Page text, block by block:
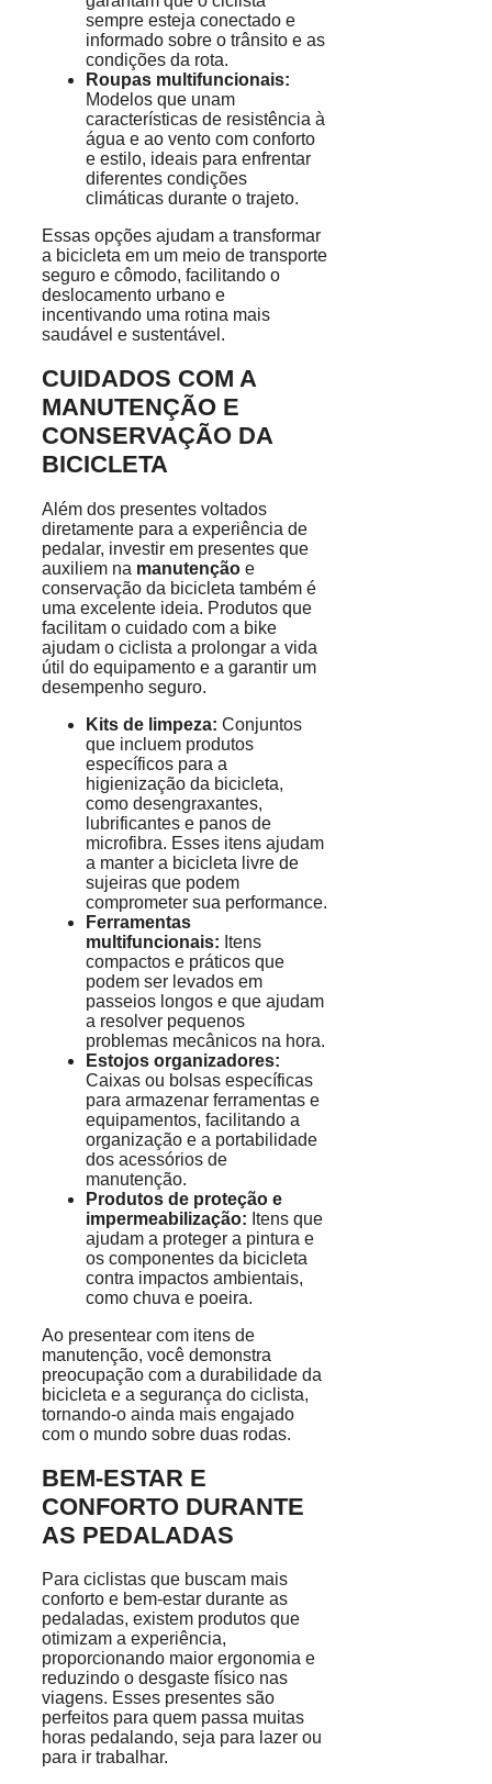
sempre esteja conectado e
informado sobre o trânsito e as
condições da rota.
Roupas multifuncionais:
Modelos que unam
características de resistência à
água e ao vento com conforto
e estilo, ideais para enfrentar
diferentes condições
climáticas durante o trajeto.
Essas opções ajudam a transformar
a bicicleta em um meio de transporte
seguro e cômodo, facilitando o
deslocamento urbano e
incentivando uma rotina mais
saudável e sustentável.
CUIDADOS COM A
MANUTENÇÃO E
CONSERVAÇÃO DA
BICICLETA
Além dos presentes voltados
diretamente para a experiência de
pedalar, investir em presentes que
auxiliem na manutenção e
conservação da bicicleta também é
uma excelente ideia. Produtos que
facilitam o cuidado com a bike
ajudam o ciclista a prolongar a vida
útil do equipamento e a garantir um
desempenho seguro.
Kits de limpeza: Conjuntos
que incluem produtos
específicos para a
higienização da bicicleta,
como desengraxantes,
lubrificantes e panos de
microfibra. Esses itens ajudam
a manter a bicicleta livre de
sujeiras que podem
comprometer sua performance.
Ferramentas
multifuncionais: Itens
compactos e práticos que
podem ser levados em
passeios longos e que ajudam
a resolver pequenos
problemas mecânicos na hora.
Estojos organizadores:
Caixas ou bolsas específicas
para armazenar ferramentas e
equipamentos, facilitando a
organização e a portabilidade
dos acessórios de
manutenção.
Produtos de proteção e
impermeabilização: Itens que
ajudam a proteger a pintura e
os componentes da bicicleta
contra impactos ambientais,
como chuva e poeira.
Ao presentear com itens de
manutenção, você demonstra
preocupação com a durabilidade da
bicicleta e a segurança do ciclista,
tornando-o ainda mais engajado
com o mundo sobre duas rodas.
BEM-ESTAR E
CONFORTO DURANTE
AS PEDALADAS
Para ciclistas que buscam mais
conforto e bem-estar durante as
pedaladas, existem produtos que
otimizam a experiência,
proporcionando maior ergonomia e
reduzindo o desgaste físico nas
viagens. Esses presentes são
perfeitos para quem passa muitas
horas pedalando, seja para lazer ou
para ir trabalhar.